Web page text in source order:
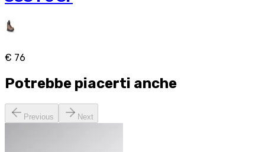
€ 76
Potrebbe piacerti anche
Previous Next